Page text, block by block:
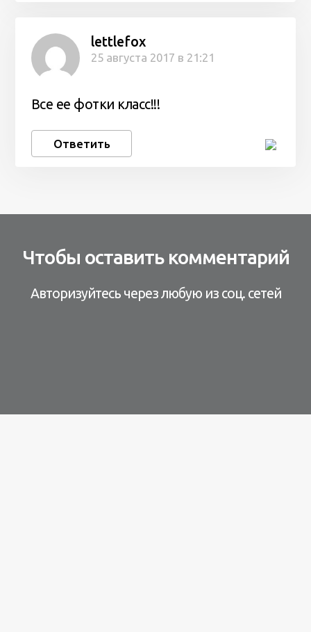
lettlefox
25 августа 2017 в 21:21
Все ее фотки класс!!!
Ответить
Чтобы оставить комментарий
Авторизуйтесь через любую из соц. сетей